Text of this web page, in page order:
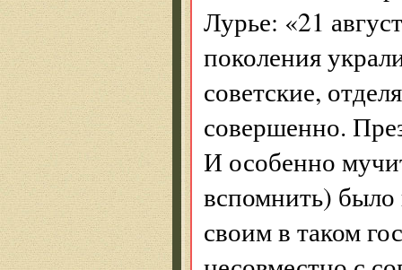
Лурье: «21
поколения
советские,
совершенно.
И особенно
вспомнить) было
своим в таком